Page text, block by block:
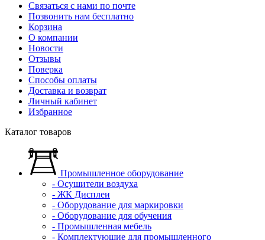
Связаться с нами по почте
Позвонить нам бесплатно
Корзина
О компании
Новости
Отзывы
Поверка
Способы оплаты
Доставка и возврат
Личный кабинет
Избранное
Каталог товаров
Промышленное оборудование
- Осушители воздуха
- ЖК Дисплеи
- Оборудование для маркировки
- Оборудование для обучения
- Промышленная мебель
- Комплектующие для промышленного